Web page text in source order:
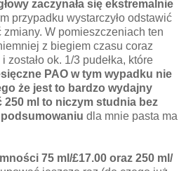
zaczynała się ekstremalnie
przypadku wystarczyło odstawić
W pomieszczeniach ten
z biegiem czasu coraz
zostało ok. 1/3 pudełka, które
PAO w tym wypadku nie
że jest to bardzo wydajny
ml to niczym studnia bez
dla mnie pasta ma
75 ml/£17.00 oraz 250 ml/